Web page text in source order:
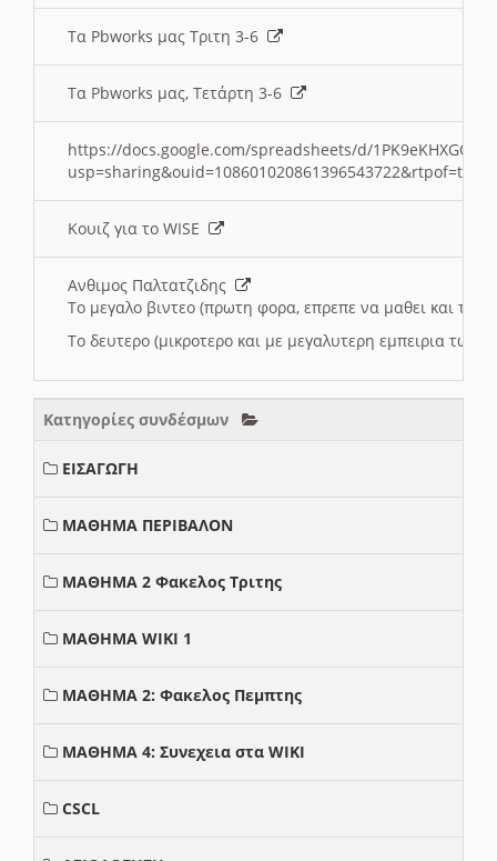
Τα Pbworks μας Τριτη 3-6
Τα Pbworks μας, Τετάρτη 3-6
https://docs.google.com/spreadsheets/d/
Κουιζ για το WISE
Ανθιμος Παλτατζιδης
Το μεγαλο βιντεο (πρωτη φορα, επρεπε να μαθει και το
Το δευτερο (μικροτερο και με μεγαλυτερη εμπειρια
Κατηγορίες συνδέσμων
ΕΙΣΑΓΩΓΗ
ΜΑΘΗΜΑ ΠΕΡΙΒΑΛΟΝ
ΜΑΘΗΜΑ 2 Φακελος Τριτης
ΜΑΘΗΜΑ WIKI 1
ΜΑΘΗΜΑ 2: Φακελος Πεμπτης
ΜΑΘΗΜΑ 4: Συνεχεια στα WIKI
CSCL